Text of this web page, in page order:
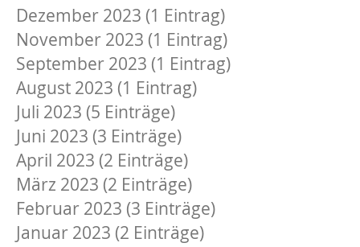
Dezember 2023 (1 Eintrag)
November 2023 (1 Eintrag)
September 2023 (1 Eintrag)
August 2023 (1 Eintrag)
Juli 2023 (5 Einträge)
Juni 2023 (3 Einträge)
April 2023 (2 Einträge)
März 2023 (2 Einträge)
Februar 2023 (3 Einträge)
Januar 2023 (2 Einträge)